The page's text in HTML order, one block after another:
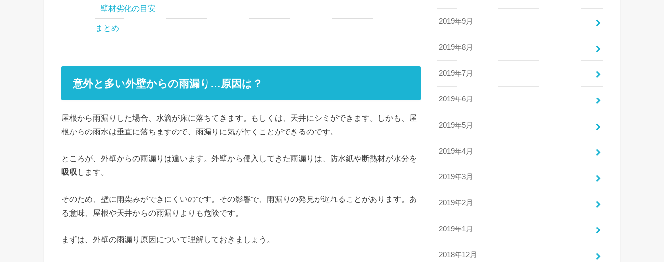
壁材劣化の目安
まとめ
意外と多い外壁からの雨漏り…原因は？
屋根から雨漏りした場合、水滴が床に落ちてきます。もしくは、天井にシミができます。しかも、屋
根からの雨水は垂直に落ちますので、雨漏りに気が付くことができるのです。
ところが、外壁からの雨漏りは違います。外壁から侵入してきた雨漏りは、防水紙や断熱材が水分を
吸収 します。
そのため、壁に雨染みができにくいのです。その影響で、雨漏りの発見が遅れることがあります。あ
る意味、屋根や天井からの雨漏りよりも危険です。
まずは、外壁の雨漏り原因について理解しておきましょう。
2019年9月
2019年8月
2019年7月
2019年6月
2019年5月
2019年4月
2019年3月
2019年2月
2019年1月
2018年12月